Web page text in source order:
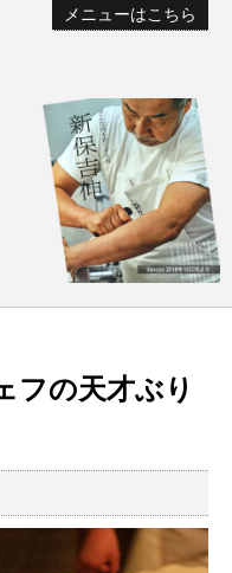
メニューはこちら
フの天才ぶり